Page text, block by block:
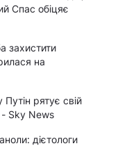
Спас обіцяє
захистити
на
рятує свій
- Sky News
дієтологи